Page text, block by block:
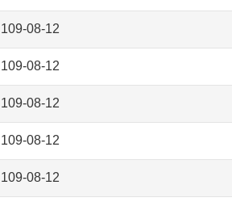
109-08-12
109-08-12
109-08-12
109-08-12
109-08-12